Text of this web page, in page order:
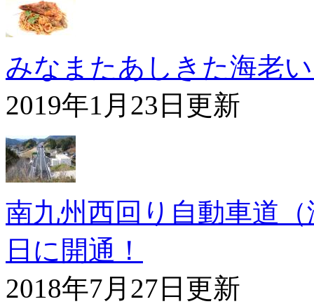
みなまたあしきた海老
2019年1月23日更新
南九州西回り自動車道
日に開通！
2018年7月27日更新